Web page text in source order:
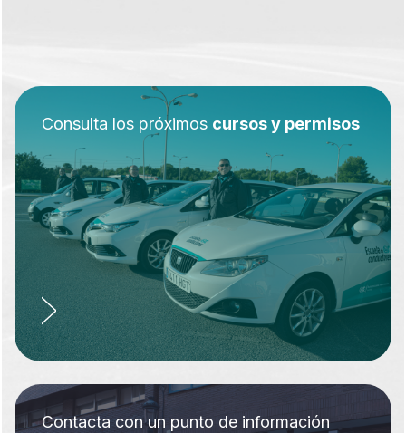
Consulta los próximos cursos y permisos
Contacta con un punto de información